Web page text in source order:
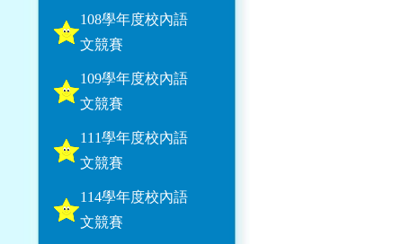
108學年度校內語
文競賽
109學年度校內語
文競賽
111學年度校內語
文競賽
114學年度校內語
文競賽